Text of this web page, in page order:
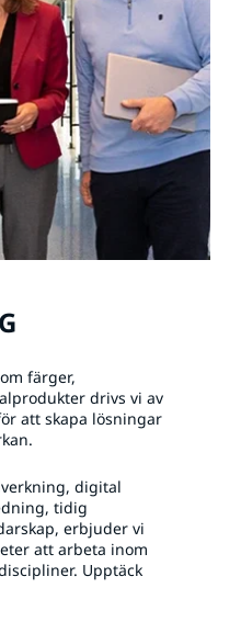
färger,
drivs vi av
att skapa lösningar
digital
tidig
erbjuder vi
att arbeta inom
Upptäck